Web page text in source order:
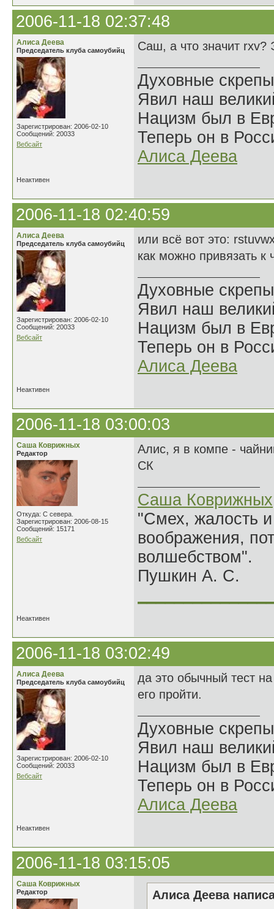
2006-11-18 02:37:48
Алиса Деева
Председатель клуба самоубийц
Зарегистрирован: 2006-02-10
Сообщений: 20033
Вебсайт
Саш, а что значит rxv?
Духовные
Явил наш
Нацизм был в
Теперь он в
Алиса Деева
Неактивен
2006-11-18 02:40:59
Алиса Деева
Председатель клуба самоубийц
Зарегистрирован: 2006-02-10
Сообщений: 20033
Вебсайт
или всё вот это:
как можно привязать к
Духовные
Явил наш
Нацизм был в
Теперь он в
Алиса Деева
Неактивен
2006-11-18 03:00:03
Саша Коврижных
Редактор
Откуда: С севера.
Зарегистрирован: 2006-08-15
Сообщений: 15171
Вебсайт
Алис, я в компе -
СК
Саша Коврижных
"Смех, жалость
воображения,
волшебством".
Пушкин А. С.
Неактивен
2006-11-18 03:02:49
Алиса Деева
Председатель клуба самоубийц
Зарегистрирован: 2006-02-10
Сообщений: 20033
Вебсайт
да это обычный тест
его пройти.
Духовные
Явил наш
Нацизм был в
Теперь он в
Алиса Деева
Неактивен
2006-11-18 03:15:05
Саша Коврижных
Редактор
Алиса Деева